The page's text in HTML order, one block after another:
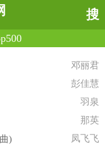
搜
邓丽君
彭佳慧
羽泉
那英
)
凤飞飞